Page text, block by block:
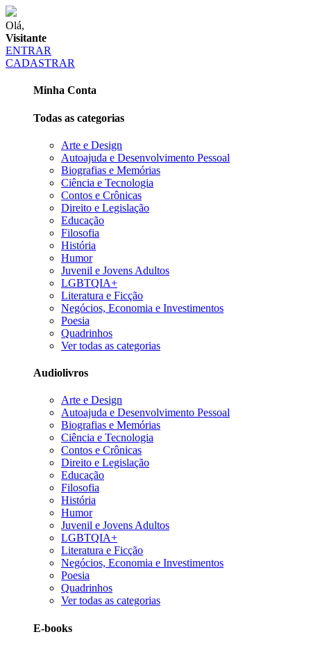
Olá,
Visitante
ENTRAR
CADASTRAR
Minha Conta
Todas as categorias
Arte e Design
Autoajuda e Desenvolvimento Pessoal
Biografias e Memórias
Ciência e Tecnologia
Contos e Crônicas
Direito e Legislação
Educação
Filosofia
História
Humor
Juvenil e Jovens Adultos
LGBTQIA+
Literatura e Ficção
Negócios, Economia e Investimentos
Poesia
Quadrinhos
Ver todas as categorias
Audiolivros
Arte e Design
Autoajuda e Desenvolvimento Pessoal
Biografias e Memórias
Ciência e Tecnologia
Contos e Crônicas
Direito e Legislação
Educação
Filosofia
História
Humor
Juvenil e Jovens Adultos
LGBTQIA+
Literatura e Ficção
Negócios, Economia e Investimentos
Poesia
Quadrinhos
Ver todas as categorias
E-books